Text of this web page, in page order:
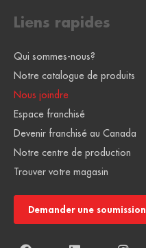
Liens rapides
Qui sommes-nous?
Notre catalogue de produits
Nous joindre
Espace franchisé
Devenir franchisé au Canada
Notre centre de production
Trouver votre magasin
Demander une soumission